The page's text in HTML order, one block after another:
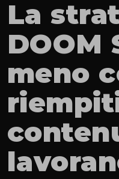
La
DOOM
meno